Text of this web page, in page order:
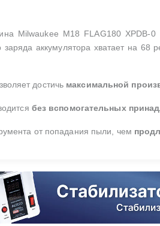
Milwaukee M18 FLAG180 XPDB-0
аккумулятора хватает на 68
достичь максимальной
без вспомогательных
от попадания пыли, чем